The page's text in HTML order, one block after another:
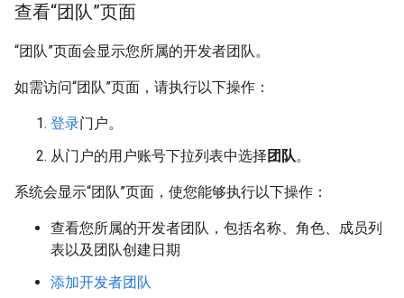
查看“团队”页面
“团队”页面会显示您所属的开发者团队。
如需访问“团队”页面，请执行以下操作：
登录门户。
从门户的用户账号下拉列表中选择 团队。
系统会显示“团队”页面，使您能够执行以下操作：
查看您所属的开发者团队，包括名称、角色、成员列
表以及团队创建日期
添加开发者团队